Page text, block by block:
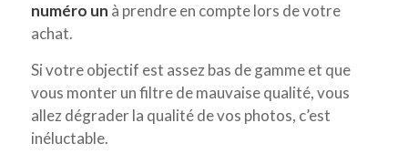
numéro un à prendre en compte lors de votre
achat.
Si votre objectif est assez bas de gamme et que
vous monter un filtre de mauvaise qualité, vous
allez dégrader la qualité de vos photos, c’est
inéluctable.